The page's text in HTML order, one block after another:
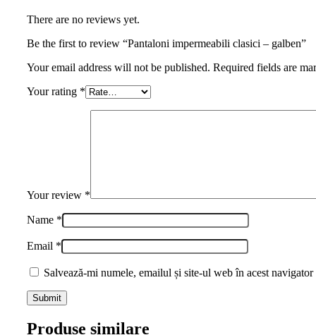
There are no reviews yet.
Be the first to review “Pantaloni impermeabili clasici – galben”
Your email address will not be published. Required fields are
Your rating *
Your review *
Name *
Email *
Salvează-mi numele, emailul și site-ul web în acest
Produse similare